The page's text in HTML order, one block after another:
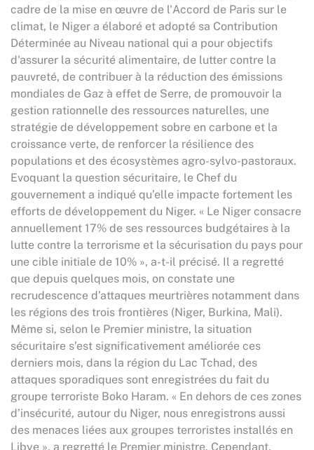
cadre de la mise en œuvre de l'Accord de Paris sur le
climat, le Niger a élaboré et adopté sa Contribution
Déterminée au Niveau national qui a pour objectifs
d'assurer la sécurité alimentaire, de lutter contre la
pauvreté, de contribuer à la réduction des émissions
mondiales de Gaz à effet de Serre, de promouvoir la
gestion rationnelle des ressources naturelles, une
stratégie de développement sobre en carbone et la
croissance verte, de renforcer la résilience des
populations et des écosystèmes agro-sylvo-pastoraux.
Evoquant la question sécuritaire, le Chef du
gouvernement a indiqué qu’elle impacte fortement les
efforts de développement du Niger. « Le Niger consacre
annuellement 17% de ses ressources budgétaires à la
lutte contre la terrorisme et la sécurisation du pays pour
une cible initiale de 10% », a-t-il précisé. Il a regretté
que depuis quelques mois, on constate une
recrudescence d’attaques meurtrières notamment dans
les régions des trois frontières (Niger, Burkina, Mali).
Même si, selon le Premier ministre, la situation
sécuritaire s’est significativement améliorée ces
derniers mois, dans la région du Lac Tchad, des
attaques sporadiques sont enregistrées du fait du
groupe terroriste Boko Haram. « En dehors de ces zones
d’insécurité, autour du Niger, nous enregistrons aussi
des menaces liées aux groupes terroristes installés en
Libye », a regretté le Premier ministre. Cependant,